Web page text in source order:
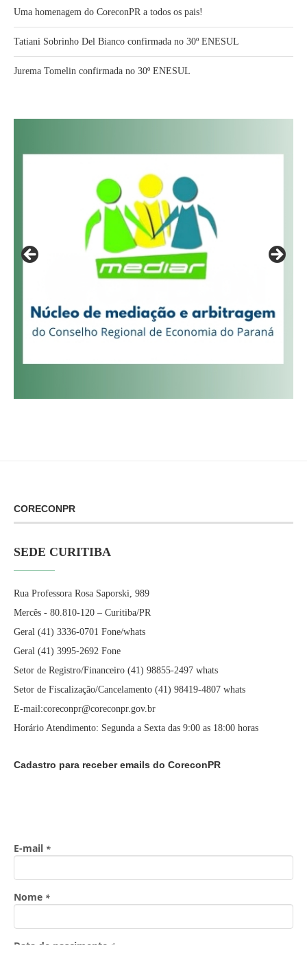
Uma homenagem do CoreconPR a todos os pais!
Tatiani Sobrinho Del Bianco confirmada no 30º ENESUL
Jurema Tomelin confirmada no 30º ENESUL
CORECONPR
SEDE CURITIBA
Rua Professora Rosa Saporski, 989
Mercês - 80.810-120 – Curitiba/PR
Geral (41) 3336-0701 Fone/whats
Geral (41) 3995-2692 Fone
Setor de Registro/Financeiro (41) 98855-2497 whats
Setor de Fiscalização/Cancelamento (41) 98419-4807 whats
E-mail:coreconpr@coreconpr.gov.br
Horário Atendimento: Segunda a Sexta das 9:00 as 18:00 horas
Cadastro para receber emails do CoreconPR